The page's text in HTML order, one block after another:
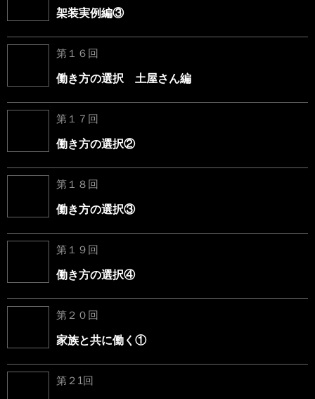
架装実例編③
第１６回
働き方の選択 土屋さん編
第１７回
働き方の選択②
第１８回
働き方の選択③
第１９回
働き方の選択④
第２０回
家族と共に働く①
第２1回